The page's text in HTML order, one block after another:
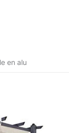
en alu